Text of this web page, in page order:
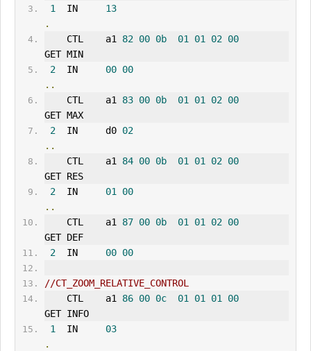
1
IN
13
.
    CTL    a1
82 00 0b 01 01 02 00
GET MIN
2
  IN
00 00
..
    CTL    a1
83 00 0b 01 01 02 00
GET MAX
2
  IN     d0
02
..
    CTL    a1
84 00 0b 01 01 02 00
GET RES
2
  IN
01
00
..
    CTL    a1
87 00 0b 01 01 02 00
GET DEF
2
  IN
00 00
//CT_ZOOM_RELATIVE_CONTROL
    CTL    a1
86 00 0c 01 01 01
00
GET INFO
1
  IN
03
.